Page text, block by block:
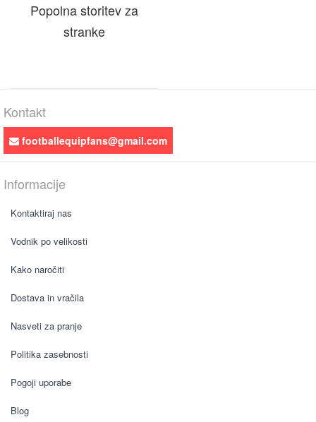
Popolna storitev za
stranke
Kontakt
footballequipfans@gmail.com
Informacije
Kontaktiraj nas
Vodnik po velikosti
Kako naročiti
Dostava in vračila
Nasveti za pranje
Politika zasebnosti
Pogoji uporabe
Blog